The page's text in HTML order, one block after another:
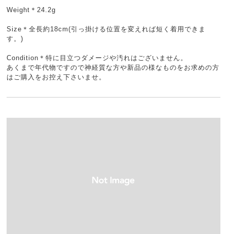
Weight＊24.2g
Size＊全長約18cm(引っ掛ける位置を変えれば短く着用できま
す。)
Condition＊特に目立つダメージや汚れはございません。
あくまで年代物ですので神経質な方や新品の様なものをお求めの方
はご購入をお控え下さいませ。